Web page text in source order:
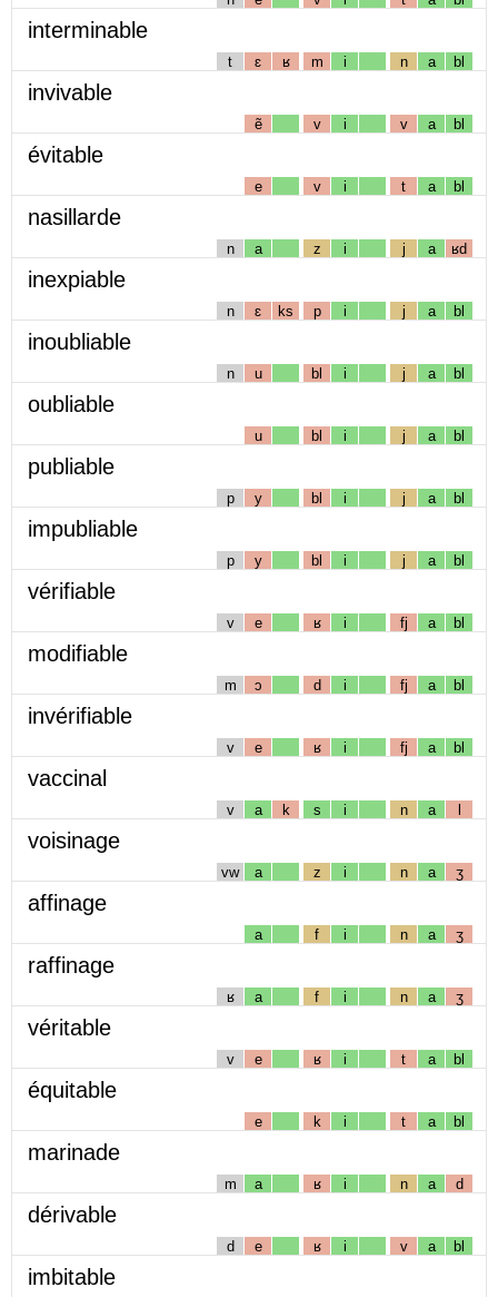
interminable
t ɛ ʁ m i n a bl
invivable
ẽ v i v a bl
évitable
e v i t a bl
nasillarde
n a z i j a ʁd
inexpiable
n ɛ ks p i j a bl
inoubliable
n u bl i j a bl
oubliable
u bl i j a bl
publiable
p y bl i j a bl
impubliable
p y bl i j a bl
vérifiable
v e ʁ i fj a bl
modifiable
m ɔ d i fj a bl
invérifiable
v e ʁ i fj a bl
vaccinal
v a k s i n a l
voisinage
vw a z i n a ʒ
affinage
a f i n a ʒ
raffinage
ʁ a f i n a ʒ
véritable
v e ʁ i t a bl
équitable
e k i t a bl
marinade
m a ʁ i n a d
dérivable
d e ʁ i v a bl
imbitable